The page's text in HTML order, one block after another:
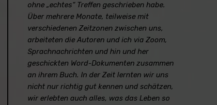
ohne „echtes“ Treffen geschrieben habe.
Über mehrere Monate, teilweise mit
verschiedenen Zeitzonen zwischen uns,
arbeiteten die Autoren und ich via Zoom,
Sprachnachrichten und hin und her
geschickten Word-Dokumenten zusammen
an ihrem Buch. In der Zeit lernten wir uns
nicht nur richtig gut kennen und schätzen,
wir erlebten auch alles, was das Leben so